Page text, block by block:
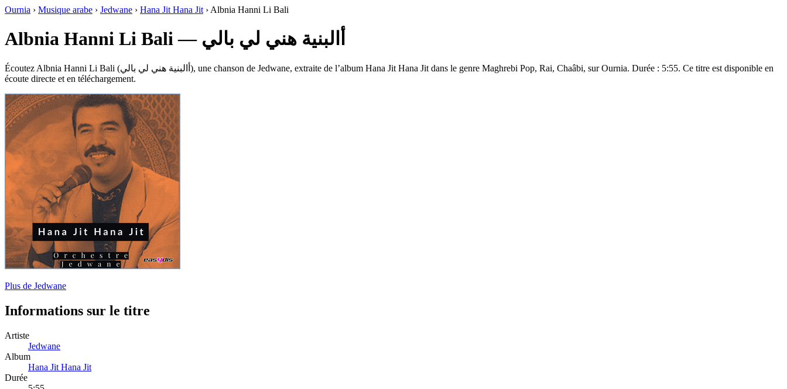
Ournia › Musique arabe › Jedwane › Hana Jit Hana Jit › Albnia Hanni Li Bali
Albnia Hanni Li Bali — أالبنية هني لي بالي
Écoutez Albnia Hanni Li Bali (أالبنية هني لي بالي), une chanson de Jedwane, extraite de l’album Hana Jit Hana Jit dans le genre Maghrebi Pop, Rai, Chaâbi, sur Ournia. Durée : 5:55. Ce titre est disponible en
écoute directe et en téléchargement.
Plus de Jedwane
Informations sur le titre
Artiste
Jedwane
Album
Hana Jit Hana Jit
Durée